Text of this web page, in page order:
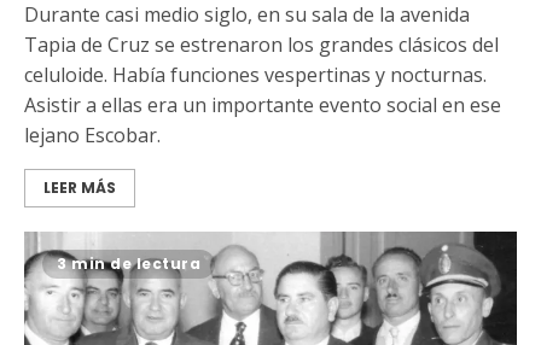
Durante casi medio siglo, en su sala de la avenida
Tapia de Cruz se estrenaron los grandes clásicos del
celuloide. Había funciones vespertinas y nocturnas.
Asistir a ellas era un importante evento social en ese
lejano Escobar.
LEER MÁS
3 min de lectura